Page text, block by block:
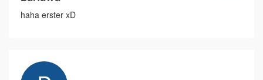
haha erster xD